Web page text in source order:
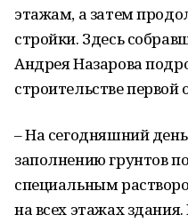
этажам, а затем
стройки. Здесь
Андрея Назарова
строительстве первой
– На сегодняшний
заполнению грунтов
специальным
на всех этажах